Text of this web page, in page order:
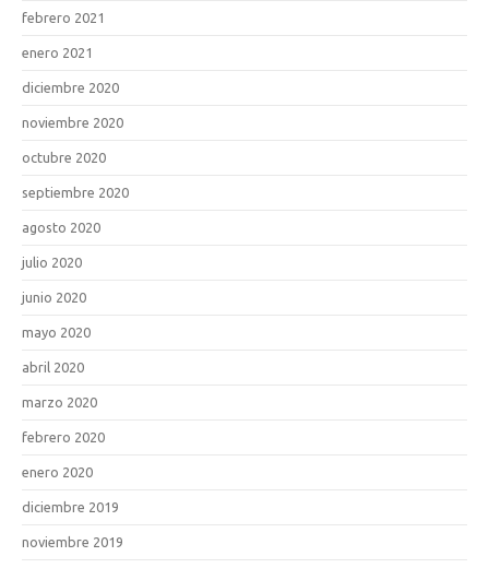
febrero 2021
enero 2021
diciembre 2020
noviembre 2020
octubre 2020
septiembre 2020
agosto 2020
julio 2020
junio 2020
mayo 2020
abril 2020
marzo 2020
febrero 2020
enero 2020
diciembre 2019
noviembre 2019